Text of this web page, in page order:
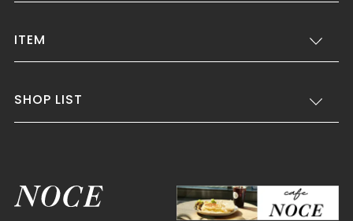
ITEM
SHOP LIST